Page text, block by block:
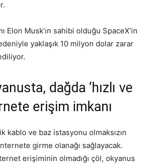
Elon Musk’ın sahibi olduğu SpaceX’in
yaklaşık 10 milyon dolar zarar
dağda ‘hızlı ve
erişim imkanı
kablo ve baz istasyonu olmaksızın
girme olanağı sağlayacak.
erişiminin olmadığı çöl, okyanus